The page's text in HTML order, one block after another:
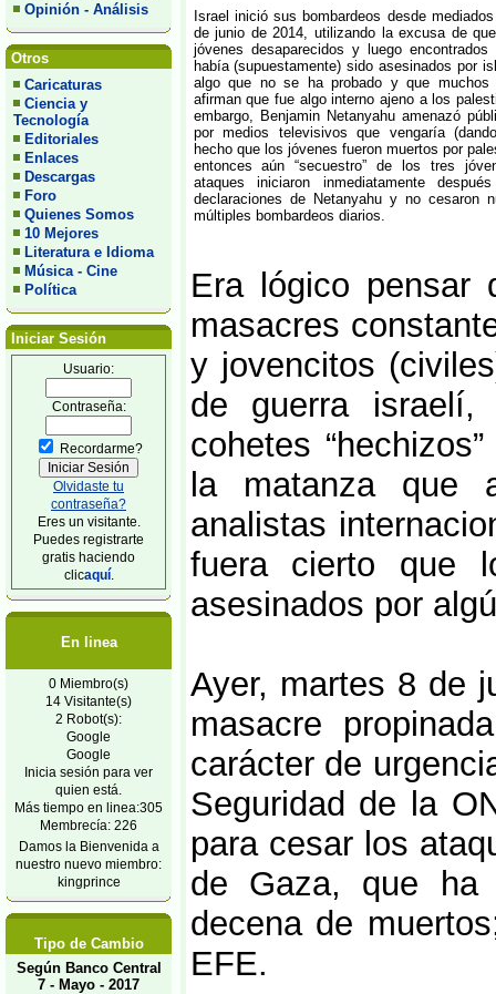
Opinión - Análisis
Otros
Caricaturas
Ciencia y
Tecnología
Editoriales
Enlaces
Descargas
Foro
Quienes Somos
10 Mejores
Literatura e Idioma
Música - Cine
Política
Iniciar Sesión
Usuario:
Contraseña:
Recordarme?
Olvidaste tu
contraseña?
Eres un visitante.
Puedes registrarte
gratis haciendo
clicaquí.
En linea
0 Miembro(s)
14 Visitante(s)
2 Robot(s):
Google
Google
Inicia sesión para ver
quien está.
Más tiempo en linea:305
Membrecía: 226
Damos la Bienvenida a
nuestro nuevo miembro:
kingprince
Tipo de Cambio
Según Banco Central
7 - Mayo - 2017
Israel inició sus bombardeos desde
de junio de 2014, utilizando la excusa de
jóvenes desaparecidos y luego encontrados
había (supuestamente) sido asesinados por
algo que no se ha probado y que muchos
afirman que fue algo interno ajeno a los
embargo, Benjamin Netanyahu amenazó
por medios televisivos que vengaría
hecho que los jóvenes fueron muertos por
entonces aún “secuestro” de los tres
ataques iniciaron inmediatamente
declaraciones de Netanyahu y no cesaron
múltiples bombardeos diarios.
Era lógico pensar
masacres
y jovencitos
de guerra
cohetes
la matanza que
analistas
fuera cierto que
asesinados por
Ayer, martes 8 de
masacre
carácter de
Seguridad de la
para cesar los
de Gaza, que ha
decena de
EFE.